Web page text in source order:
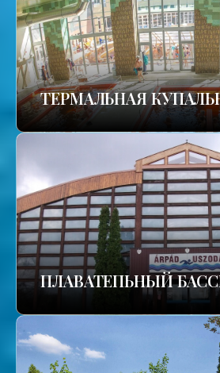
TЕРМАЛЬНАЯ
ПЛАВАТЕПЬНЫЙ